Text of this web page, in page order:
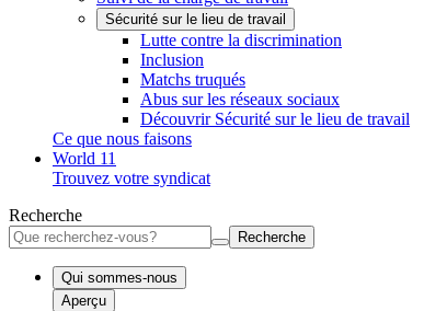
Sécurité sur le lieu de travail
Lutte contre la discrimination
Inclusion
Matchs truqués
Abus sur les réseaux sociaux
Découvrir Sécurité sur le lieu de travail
Ce que nous faisons
World 11
Trouvez votre syndicat
Recherche
Recherche
Qui sommes-nous
Aperçu